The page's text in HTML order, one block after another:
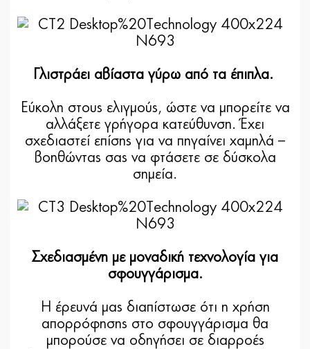
Γλιστράει αβίαστα γύρω από τα έπιπλα.
Εύκολη στους ελιγμούς, ώστε να μπορείτε να
αλλάξετε γρήγορα κατεύθυνση. Έχει
σχεδιαστεί επίσης για να πηγαίνει χαμηλά –
βοηθώντας σας να φτάσετε σε δύσκολα
σημεία.
Σχεδιασμένη με μοναδική τεχνολογία για
σφουγγάρισμα.
Η έρευνά μας διαπίστωσε ότι η χρήση
απορρόφησης στο σφουγγάρισμα θα
μπορούσε να οδηγήσει σε διαρροές